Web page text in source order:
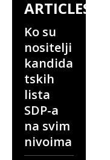
ARTICLES
Ko su
nositelji
kandida
tskih
lista
SDP-a
na svim
nivoima